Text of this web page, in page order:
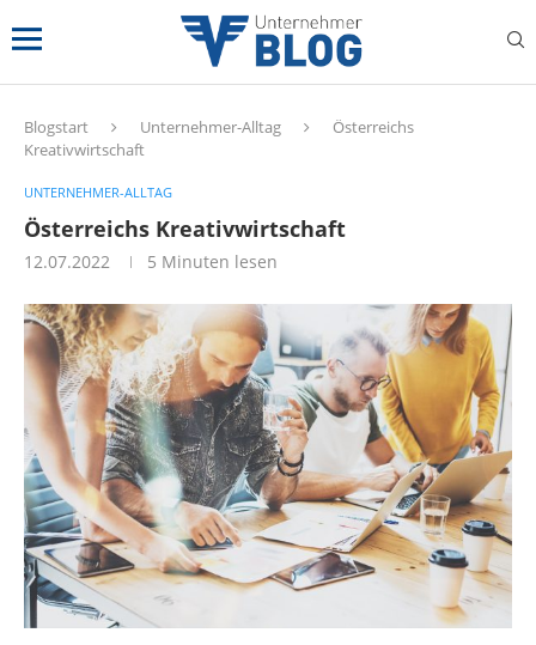
Blogstart Unternehmer-Alltag
Österreichs
Kreativwirtschaft
UNTERNEHMER-ALLTAG
Österreichs Kreativwirtschaft
12.07.2022 5 Minuten lesen